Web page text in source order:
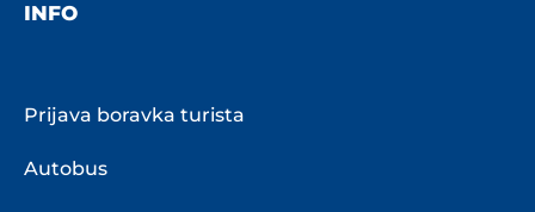
INFO
Prijava boravka turista
Autobus